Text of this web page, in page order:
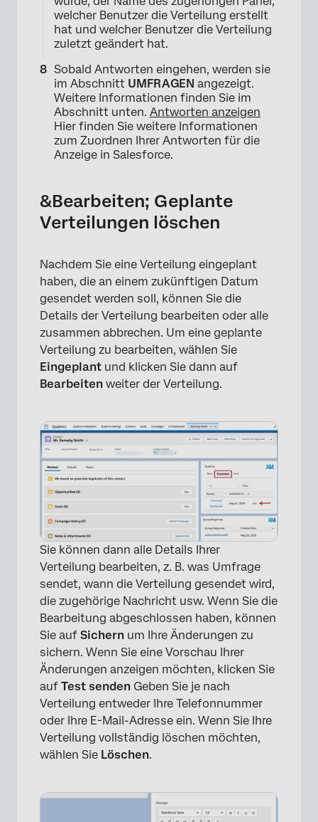
welcher Benutzer die Verteilung erstellt
hat und welcher Benutzer die Verteilung
zuletzt geändert hat.
Sobald Antworten eingehen, werden sie
im Abschnitt UMFRAGEN angezeigt.
Weitere Informationen finden Sie im
Abschnitt unten. Antworten anzeigen
Hier finden Sie weitere Informationen
zum Zuordnen Ihrer Antworten für die
Anzeige in Salesforce.
&Bearbeiten; Geplante
Verteilungen löschen
Nachdem Sie eine Verteilung eingeplant
haben, die an einem zukünftigen Datum
gesendet werden soll, können Sie die
Details der Verteilung bearbeiten oder alle
zusammen abbrechen. Um eine geplante
Verteilung zu bearbeiten, wählen Sie
Eingeplant und klicken Sie dann auf
Bearbeiten weiter der Verteilung.
Sie können dann alle Details Ihrer
Verteilung bearbeiten, z. B. was Umfrage
sendet, wann die Verteilung gesendet wird,
die zugehörige Nachricht usw. Wenn Sie die
Bearbeitung abgeschlossen haben, können
Sie auf Sichern um Ihre Änderungen zu
sichern. Wenn Sie eine Vorschau Ihrer
Änderungen anzeigen möchten, klicken Sie
auf Test senden Geben Sie je nach
Verteilung entweder Ihre Telefonnummer
oder Ihre E-Mail-Adresse ein. Wenn Sie Ihre
Verteilung vollständig löschen möchten,
wählen Sie Löschen.